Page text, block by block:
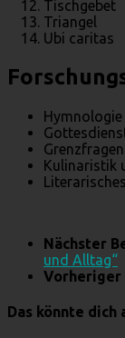
Tischgebet
Triangel
Ubi caritas
Hymnologie
Kulinaristik
Literarisches
Nächster
und Alltag“
Vorheriger
Das könnte